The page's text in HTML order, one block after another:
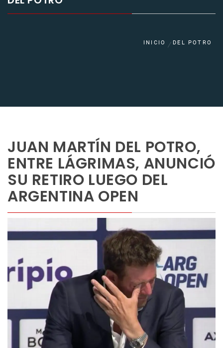
INICIO DEL POTRO
JUAN MARTÍN DEL POTRO,
ENTRE LÁGRIMAS, ANUNCIÓ
SU RETIRO LUEGO DEL
ARGENTINA OPEN